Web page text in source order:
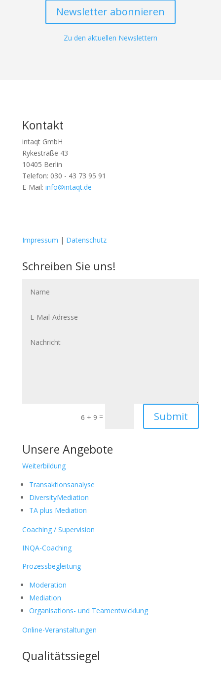
Newsletter abonnieren
Zu den aktuellen Newslettern
Kontakt
intaqt GmbH
Rykestraße 43
10405 Berlin
Telefon: 030 - 43 73 95 91
E-Mail: info@intaqt.de
Impressum | Datenschutz
Schreiben Sie uns!
Mail-
6 + 9 = Submit
Unsere Angebote
Weiterbildung
Transaktionsanalyse
DiversityMediation
TA plus Mediation
Coaching / Supervision
INQA-Coaching
Prozessbegleitung
Moderation
Mediation
Organisations- und Teamentwicklung
Online-Veranstaltungen
Qualitätssiegel